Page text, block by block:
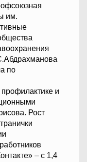
им.
по
профилактике и
Рост
– с 1,4